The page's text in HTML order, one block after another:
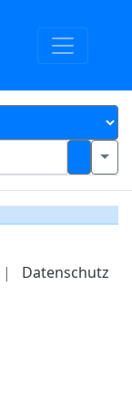
| Datenschutz